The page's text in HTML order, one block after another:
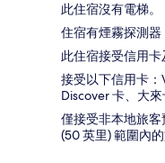
此住宿沒有電梯。
住宿有煙霧探測器
此住宿接受信用卡
接受以下信用卡：
Discover 卡、大
僅接受非本地旅
(50 英里) 範圍內的